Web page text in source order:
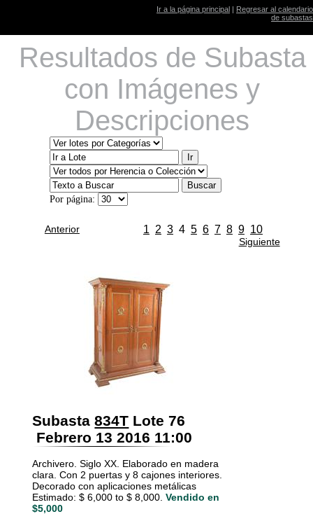
Ir a la página principal | Regresar al calendario
de subastas
Resultados de Subasta
con Imágenes y
Descripciones
Por página:
Anterior 1 2 3 4 5 6 7 8 9 10
Siguiente
Subasta 834T Lote 76
Febrero 13 2016 11:00
Archivero. Siglo XX. Elaborado en madera
clara. Con 2 puertas y 8 cajones interiores.
Decorado con aplicaciones metálicas
Estimado: $ 6,000 to $ 8,000. Vendido en
$5,000